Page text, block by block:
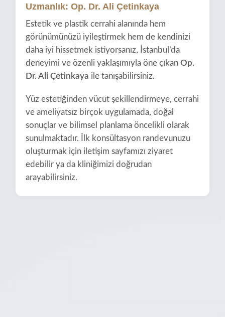
Uzmanlık: Op. Dr. Ali Çetinkaya
Estetik ve plastik cerrahi alanında hem
görünümünüzü iyileştirmek hem de kendinizi
daha iyi hissetmek istiyorsanız, İstanbul’da
deneyimi ve özenli yaklaşımıyla öne çıkan Op.
Dr. Ali Çetinkaya ile tanışabilirsiniz.
Yüz estetiğinden vücut şekillendirmeye, cerrahi
ve ameliyatsız birçok uygulamada, doğal
sonuçlar ve bilimsel planlama öncelikli olarak
sunulmaktadır. İlk konsültasyon randevunuzu
oluşturmak için iletişim sayfamızı ziyaret
edebilir ya da kliniğimizi doğrudan
arayabilirsiniz.